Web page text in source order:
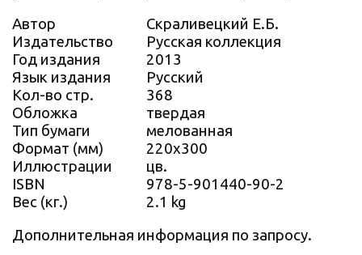
Автор Скраливецкий Е.Б.
Издательство
Русская коллекция
Год издания
2013
Язык издания
Русский
Кол-во стр.
368
Обложка
твердая
Тип бумаги
мелованная
Формат (мм)
220х300
Иллюстрации
цв.
ISBN
978-5-901440-90-2
Вес (кг.)
2.1 kg
Дополнительная информация по запросу.